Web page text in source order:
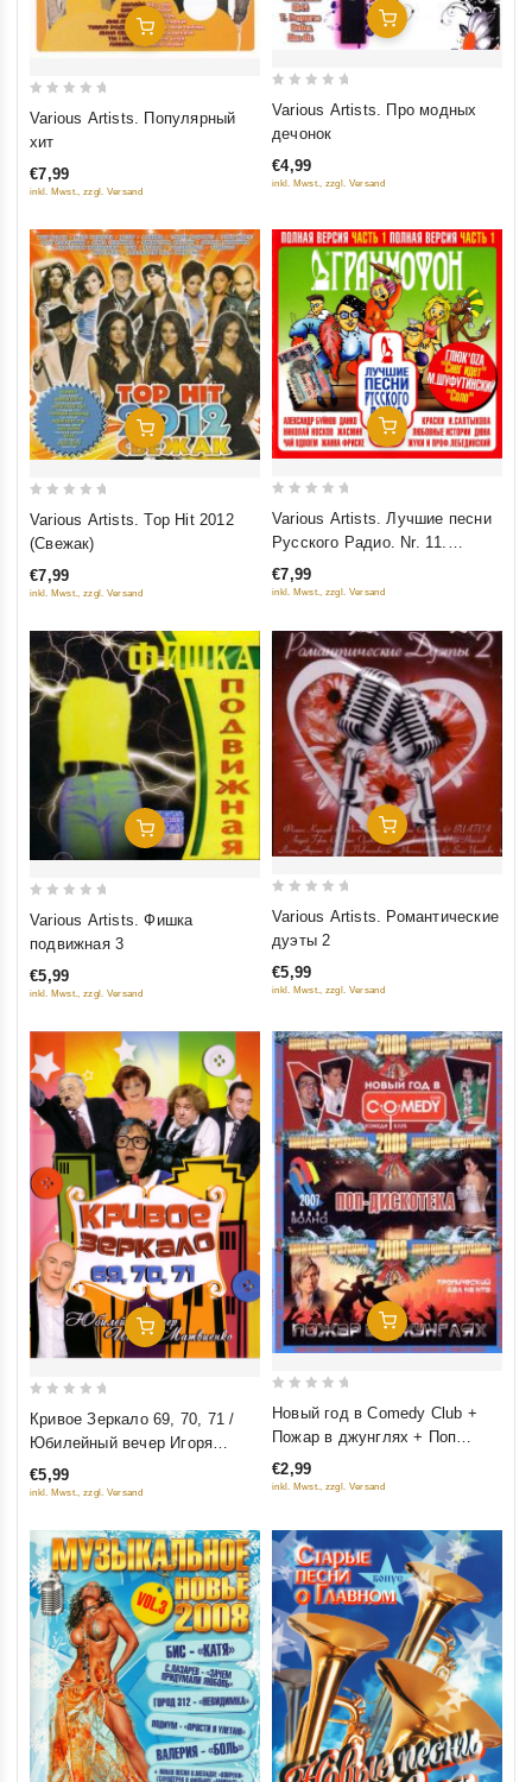
Добавить В Корзину
5
Various Artists. Популярный
хит
€7,99
inkl. Mwst., zzgl. Versand
Добавить В Корзину
5
Various Artists. Про модных
дечонок
€4,99
inkl. Mwst., zzgl. Versand
Добавить В Корзину
5
Various Artists. Top Hit 2012
(Свежак)
€7,99
inkl. Mwst., zzgl. Versand
Добавить В Корзину
5
Various Artists. Лучшие песни
Русского Радио. Nr. 11.
Полная версия. Часть 1
€7,99
inkl. Mwst., zzgl. Versand
Добавить В Корзину
5
Various Artists. Фишка
подвижная 3
€5,99
inkl. Mwst., zzgl. Versand
Добавить В Корзину
5
Various Artists. Романтические
дуэты 2
€5,99
inkl. Mwst., zzgl. Versand
Добавить В Корзину
out
5
Кривое Зеркало 69, 70, 71 /
Юбилейный вечер Игоря
Матвиенко (2 фильма)
€5,99
inkl. Mwst., zzgl. Versand
Добавить В Корзину
5
Новый год в Comedy Club +
Пожар в джунглях + Поп
дискотека "Новая волна"
€2,99
inkl. Mwst., zzgl. Versand